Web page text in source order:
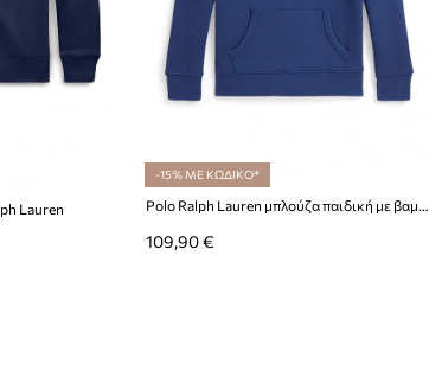
Lauren
-15% ΜΕ ΚΩΔΙΚΟ*
Polo Ralph Lauren μπλούζα παιδική με βαμβάκι
109,90 €